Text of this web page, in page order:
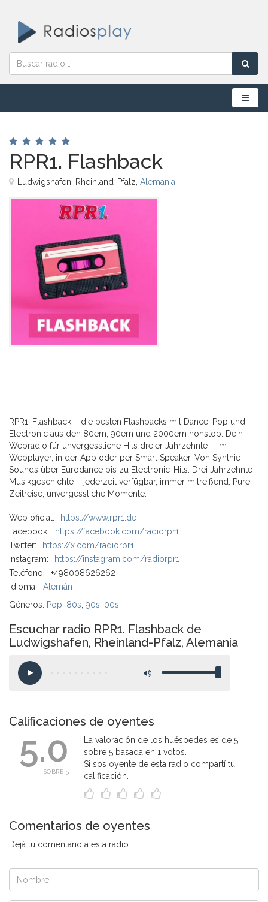
Menú
RPR1. Flashback
Ludwigshafen, Rheinland-Pfalz, Alemania
RPR1. Flashback – die besten Flashbacks mit Dance, Pop und
Electronic aus den 80ern, 90ern und 2000ern nonstop. Dein
Webradio für unvergessliche Hits dreier Jahrzehnte – im
Webplayer, in der App oder per Smart Speaker. Von Synthie-
Sounds über Eurodance bis zu Electronic-Hits. Drei Jahrzehnte
Musikgeschichte – jederzeit verfügbar, immer mitreißend. Pure
Zeitreise, unvergessliche Momente.
Web oficial:
https://www.rpr1.de
Facebook:
https://facebook.com/radiorpr1
Twitter:
https://x.com/radiorpr1
Instagram:
https://instagram.com/radiorpr1
Teléfono:
+498008626262
Idioma:
Alemán
Géneros: Pop 80s 90s 00s
Escuchar radio RPR1. Flashback de
Ludwigshafen, Rheinland-Pfalz, Alemania
Calificaciones de oyentes
5.0
SOBRE 5
La valoración de los huéspedes es de 5
sobre 5 basada en 1 votos.
Si sos oyente de esta radio compartí tu
calificación.
Comentarios de oyentes
Dejá tu comentario a esta radio.